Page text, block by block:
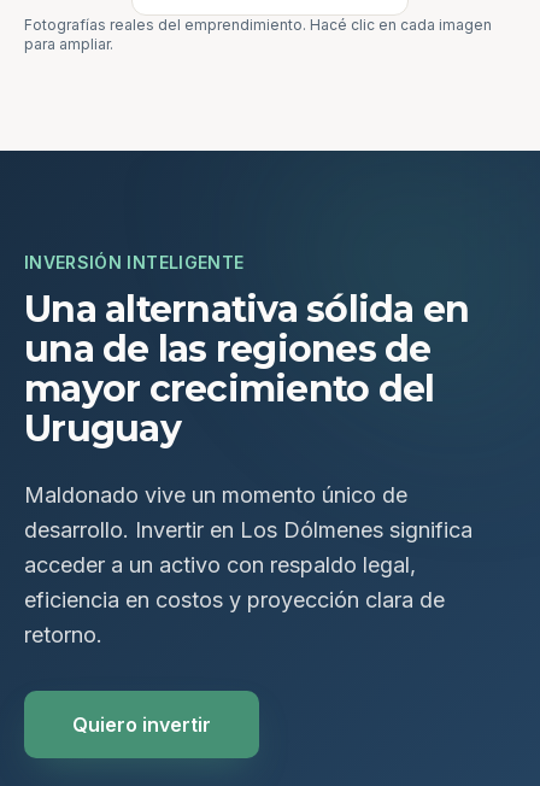
Fotografías reales del emprendimiento. Hacé clic en cada imagen
para ampliar.
INVERSIÓN INTELIGENTE
Una alternativa sólida en
una de las regiones de
mayor crecimiento del
Uruguay
Maldonado vive un momento único de
desarrollo. Invertir en Los Dólmenes significa
acceder a un activo con respaldo legal,
eficiencia en costos y proyección clara de
retorno.
Quiero invertir